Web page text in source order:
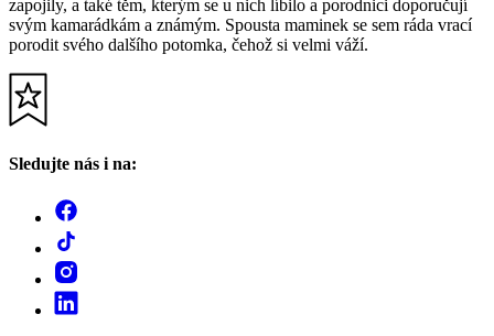
zapojily, a také těm, kterým se u nich líbilo a porodnici doporučují
svým kamarádkám a známým. Spousta maminek se sem ráda vrací
porodit svého dalšího potomka, čehož si velmi váží.
Sledujte nás i na: